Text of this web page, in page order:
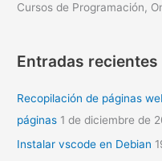
Cursos de Programación,
Entradas recientes
Recopilación de páginas
páginas 1 de diciembre de
Instalar vscode en Debian